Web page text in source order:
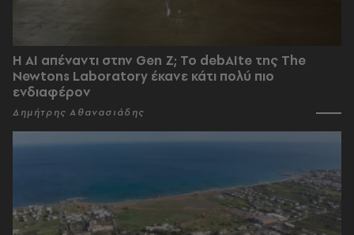
Η AI απέναντι στην Gen Z; Το debAIte της The
Newtons Laboratory έκανε κάτι πολύ πιο
ενδιαφέρον
Δημήτρης Αθανασιάδης